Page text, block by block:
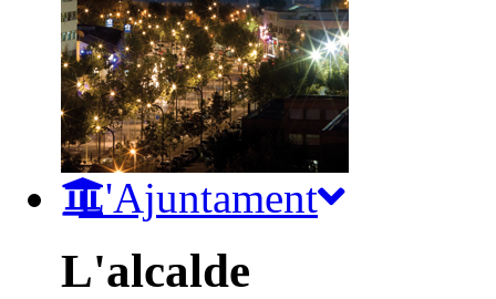
L'Ajuntament
L'alcalde